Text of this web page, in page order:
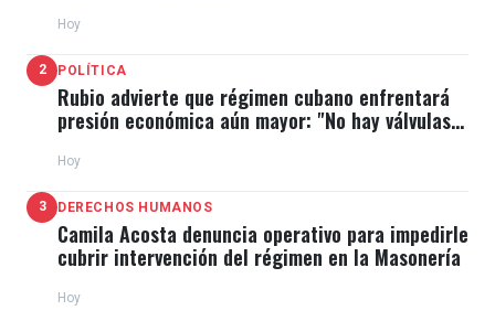
Hoy
2 POLÍTICA
Rubio advierte que régimen cubano enfrentará
presión económica aún mayor: "No hay válvulas
Hoy
3 DERECHOS HUMANOS
Camila Acosta denuncia operativo para impedirle
cubrir intervención del régimen en la Masonería
Hoy